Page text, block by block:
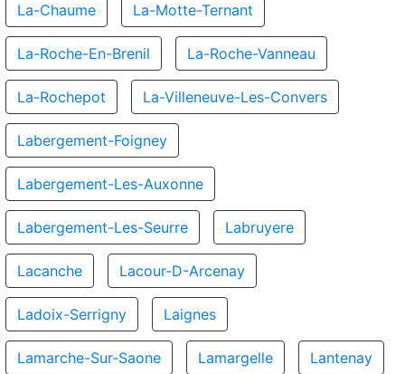
La-Chaume La-Motte-Ternant
La-Roche-En-Brenil La-Roche-Vanneau
La-Rochepot La-Villeneuve-Les-Convers
Labergement-Foigney
Labergement-Les-Auxonne
Labergement-Les-Seurre Labruyere
Lacanche Lacour-D-Arcenay
Ladoix-Serrigny Laignes
Lamarche-Sur-Saone Lamargelle Lantenay